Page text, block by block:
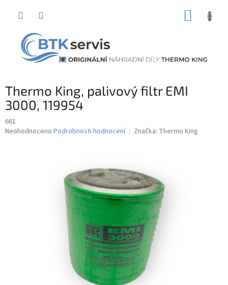
Thermo King, palivový filtr EMI
3000, 119954
661
Průměrné
Neohodnoceno Podrobnosti hodnocení Značka: Thermo King